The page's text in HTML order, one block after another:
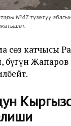
№47 түзөтүү
сөз катчысы
бүгүн